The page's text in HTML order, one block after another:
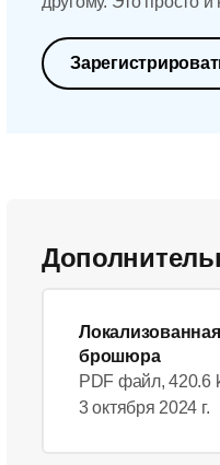
брошюра
PDF файл, 420.6
3 октября 2024 г.